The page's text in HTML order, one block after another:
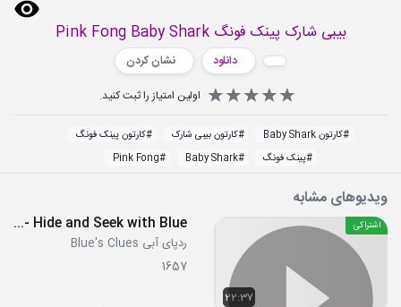
بیبی شارک پینک فونگ Pink Fong Baby Shark
دانلود
نشان کردن
اولین امتیاز را ثبت کنید.
#کارتون Baby Shark #کارتون بیبی شارک #کارتون پینک فونگ
#پینک فونگ #
Baby Shark
#
Pink Fong
ویدیوهای مشابه
22:37
اشتراکی S2E02 - Hide and Seek with Blue
ردپای آبی Blue's Clues
1657